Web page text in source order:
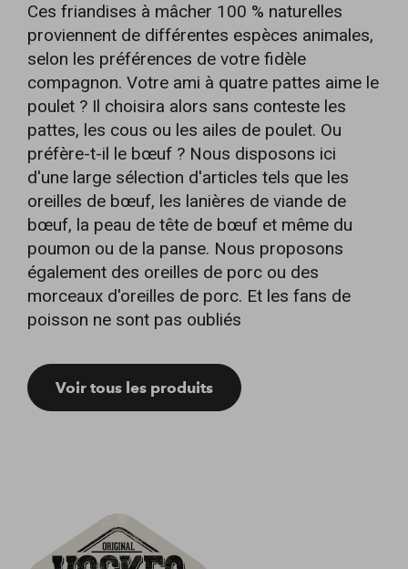
Ces friandises à mâcher 100 % naturelles
proviennent de différentes espèces animales,
selon les préférences de votre fidèle
compagnon. Votre ami à quatre pattes aime le
poulet ? Il choisira alors sans conteste les
pattes, les cous ou les ailes de poulet. Ou
préfère-t-il le bœuf ? Nous disposons ici
d'une large sélection d'articles tels que les
oreilles de bœuf, les lanières de viande de
bœuf, la peau de tête de bœuf et même du
poumon ou de la panse. Nous proposons
également des oreilles de porc ou des
morceaux d'oreilles de porc. Et les fans de
poisson ne sont pas oubliés
Voir tous les produits